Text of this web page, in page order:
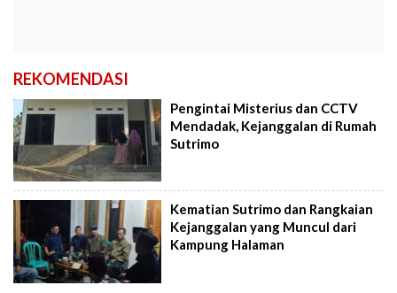
REKOMENDASI
Pengintai Misterius dan CCTV
Mendadak, Kejanggalan di Rumah
Sutrimo
Kematian Sutrimo dan Rangkaian
Kejanggalan yang Muncul dari
Kampung Halaman